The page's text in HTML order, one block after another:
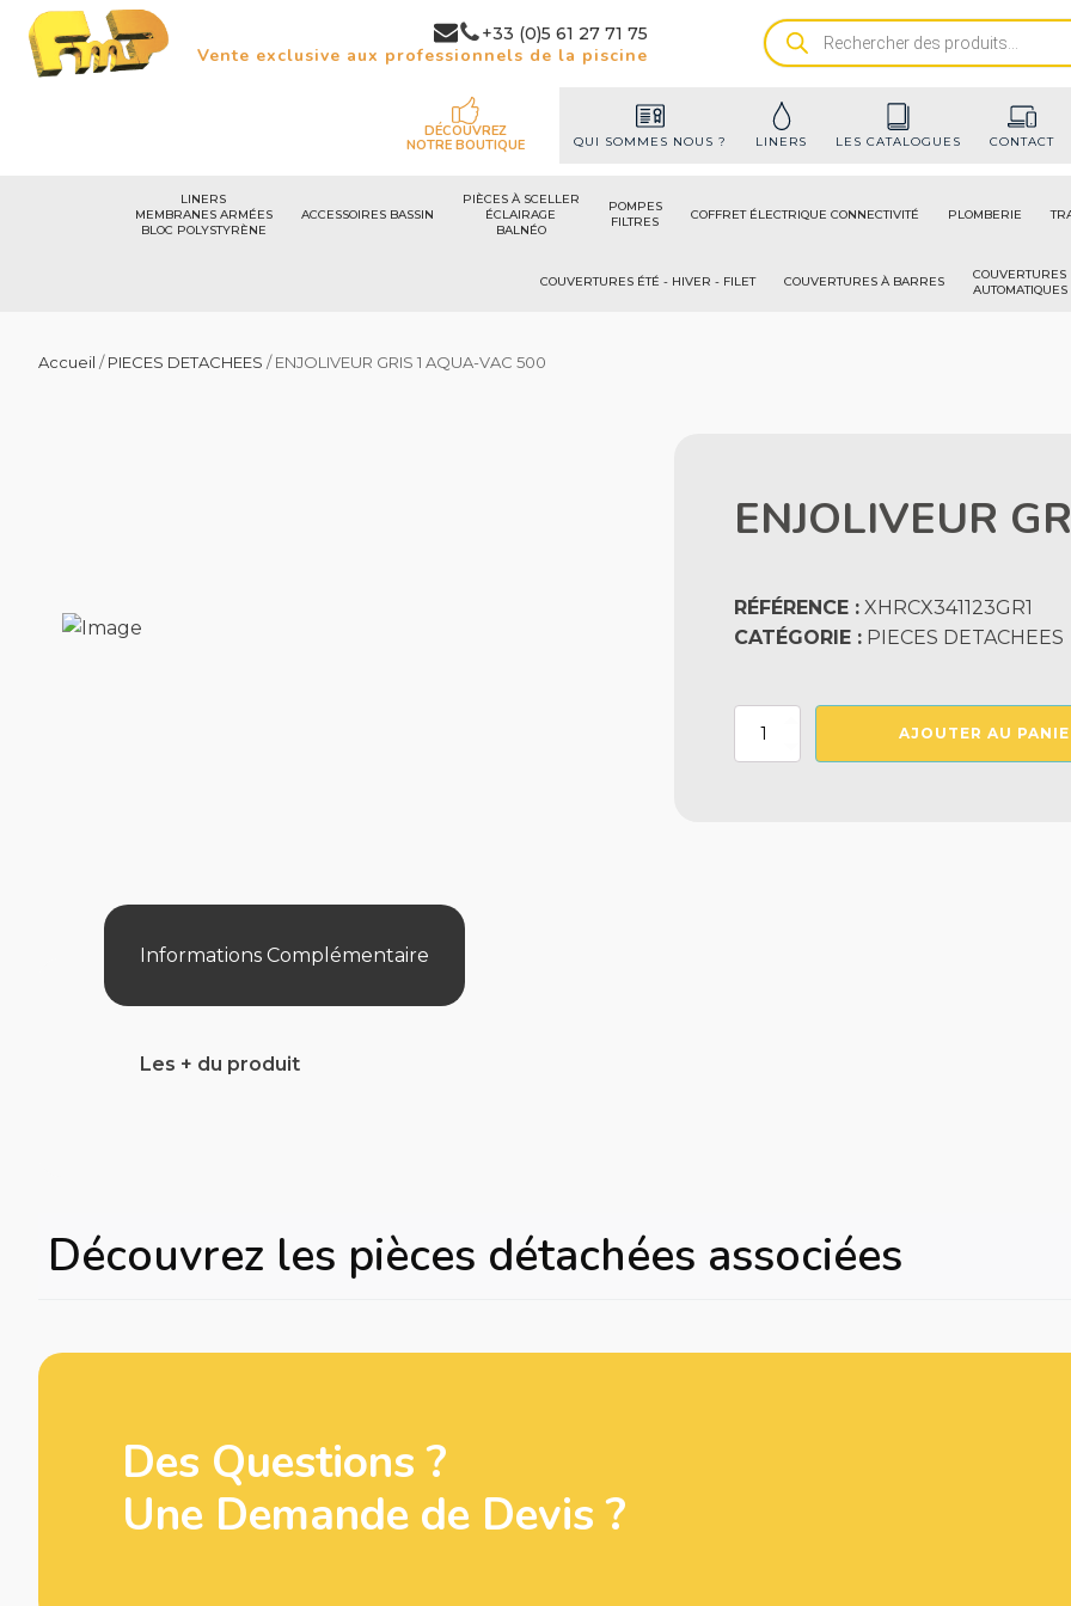
+33 (0)5 61 27 71 75
Vente exclusive aux professionnels de la piscine
Recherche
de
DÉCOUVREZ
NOTRE BOUTIQUE
QUI SOMMES NOUS ? LINERS LES CATALOGUES CONTACT
LINERS
MEMBRANES ARMÉES
BLOC POLYSTYRÈNE
ACCESSOIRES BASSIN
PIÈCES À SCELLER
ÉCLAIRAGE
BALNÉO
POMPES
FILTRES
COFFRET ÉLECTRIQUE CONNECTIVITÉ PLOMBERIE
COUVERTURES ÉTÉ - HIVER - FILET COUVERTURES À BARRES
COUVERTURES
AUTOMATIQUES
Accueil /PIECES DETACHEES / ENJOLIVEUR GRIS 1 AQUA-VAC 500
ENJOLIVEUR
RÉFÉRENCE : XHRCX341123GR1
CATÉGORIE : PIECES DETACHEES
quantité
AJOUTER AU
Informations Complémentaire
Les + du produit
Découvrez les pièces détachées associées
Des Questions ?
Une Demande de Devis ?